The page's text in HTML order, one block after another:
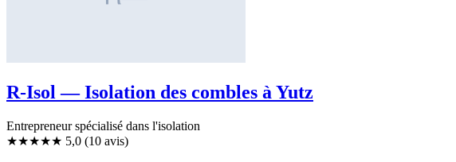
R-Isol — Isolation des combles à Yutz
Entrepreneur spécialisé dans l'isolation
★★★★★ 5,0 (10 avis)